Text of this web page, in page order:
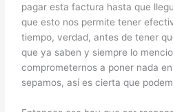
pagar esta factura hasta que
que esto nos permite tener
tiempo, verdad, antes de tener
que ya saben y siempre lo
comprometernos a poner nada
sepamos, así es cierta que